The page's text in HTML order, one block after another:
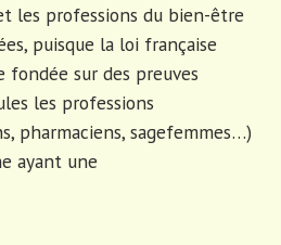
les professions du bien-être
puisque la loi française
sur des preuves
les professions
pharmaciens, sagefemmes…)
ayant une